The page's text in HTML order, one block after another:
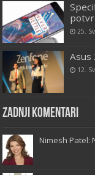
25.
Asus
12.
Zadnji komentari
Nimesh Patel: